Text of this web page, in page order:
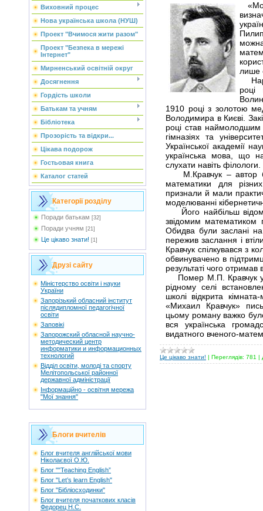
Виховний процес
Нова українська школа (НУШ)
Проект "Вчимося жити разом"
Проект "Безпека в мережі
Інтернет"
Мирненський освітній округ
Досягнення
Гордість школи
Батькам та учням
Бібліотека
Прозорість та відкри...
Цікава подорож
Гостьовая книга
Каталог статей
Категорії розділу
Поради батькам [32]
Поради учням [21]
Це цікаво знати! [1]
Друзі сайту
Мiністерство освіти і науки
України
Запорізький обласний інститут
післядипломної педагогічної
освіти
Заповікі
Запорожский обласной научно-
методический центр
информатики и информационных
технологий
Відділ освіти, молоді та спорту
Мелітопольської районної
державної адміністрації
Інформаційно - освітня мережа
"Мої знання"
Блоги вчителів
Блог вчителя англійської мови
Ніколаєвої О.Ю.
Блог ""Teaching English”
Блог "Let’s learn English"
Блог "Бібліосходинки"
Блог вчителя початкових класів
Федорец Н.С.
лише
році
1910 році з золотою
Володимира в Києві.
році став наймолодшим
гімназіях та
Української академії
українська мова, що
слухати навіть філологи.
М.Кравчук – автор
математики для
признали й мали
моделюванні
Його найбільш
звідомим математиком
Обидва були заслані
пережив заслання і
Кравчук спілкувався з
обвинувачено в
результаті чого
Помер М.П. Кравчук у
рідному селі
школі відкрита
«Михаил Кравчук»
цьому роману важко
вся українська
видатного вченого-
Це цікаво знати! Переглядів: 781